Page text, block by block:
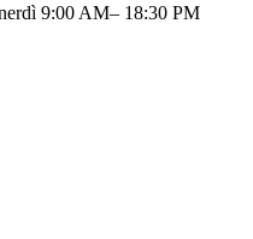
9:00 AM– 18:30 PM